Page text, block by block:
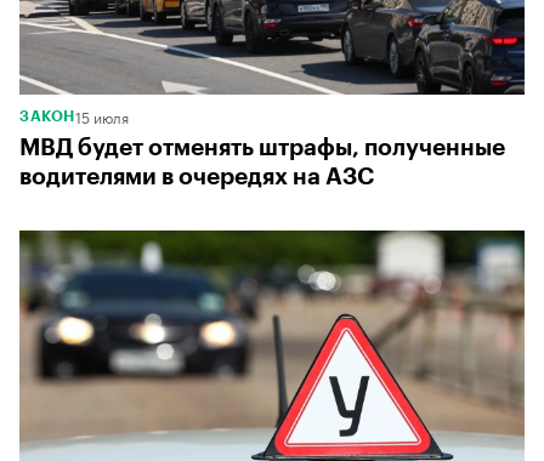
ЗАКОН 15 июля
МВД будет отменять штрафы, полученные
водителями в очередях на АЗС